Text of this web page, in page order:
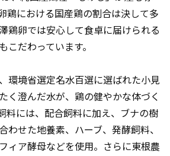
鶏における国産鶏の割合は決して多
鶏卵では安心して食卓に届けられる
こだわっています。
環境省選定名水百選に選ばれた小見
く澄んだ水が、鶏の健やかな体づく
料には、配合飼料に加え、ブナの樹
わせた地養素、ハーブ、発酵飼料、
ィア酵母などを使用。さらに東根農